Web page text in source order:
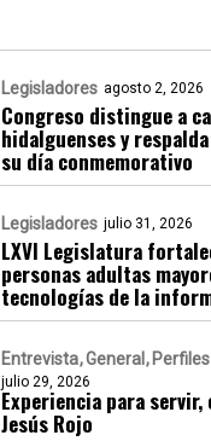
Legisladores agosto 2, 2026
Congreso distingue a
hidalguenses y
su día conmemorativo
Legisladores julio 31, 2026
LXVI Legislatura
personas adultas
tecnologías de la
Entrevista General Perfiles
julio 29, 2026
Experiencia para
Jesús Rojo